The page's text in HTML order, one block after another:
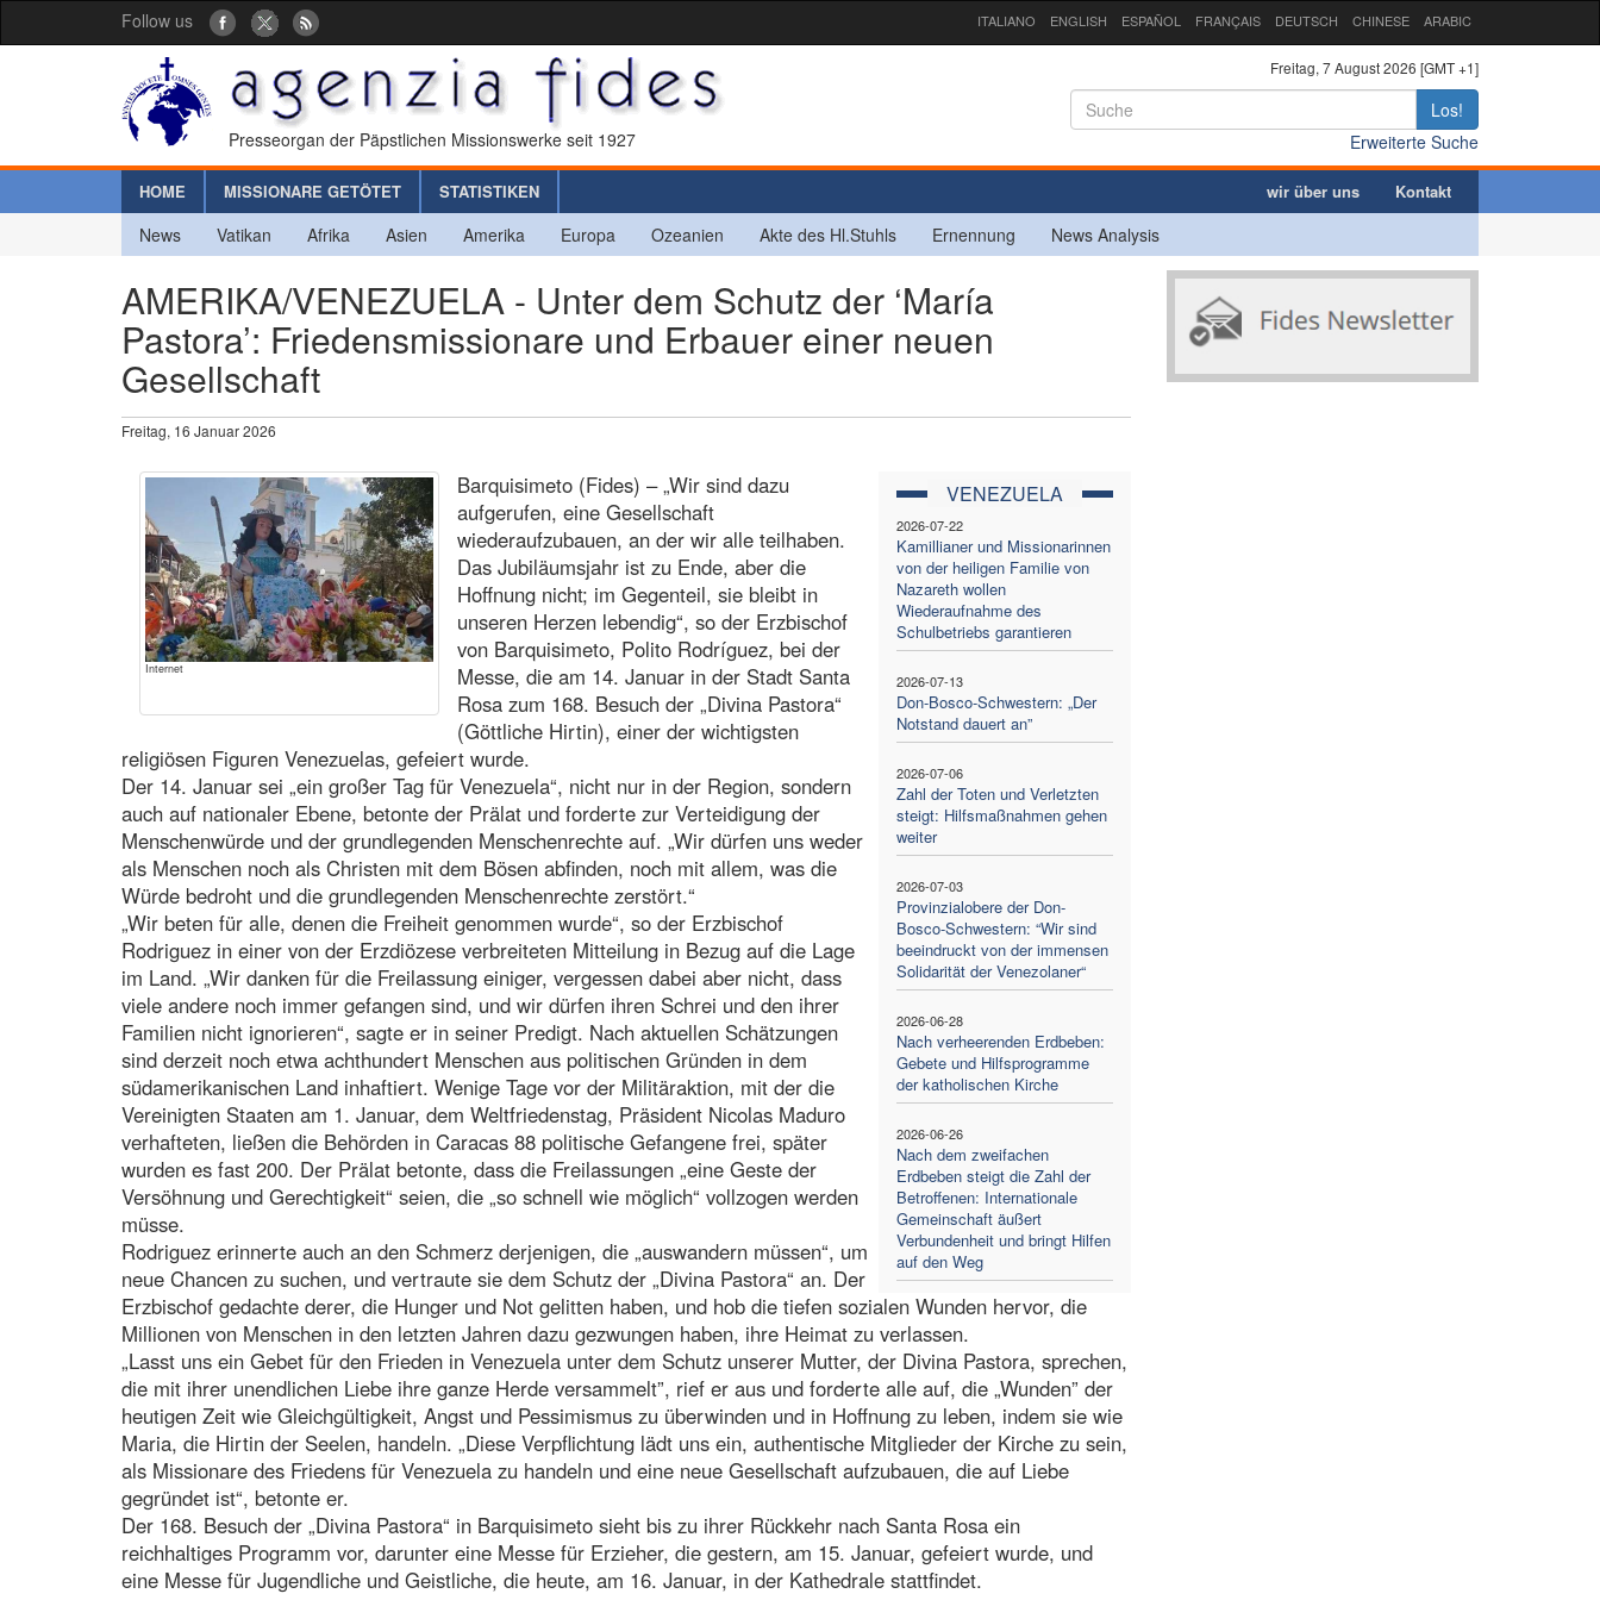
Follow us ITALIANO ENGLISH ESPAÑOL FRANÇAIS DEUTSCH CHINESE ARABIC
Presseorgan der Päpstlichen Missionswerke seit 1927
Freitag, 7 August 2026 [GMT +1]
Los!
Erweiterte Suche
HOME MISSIONARE GETÖTET STATISTIKEN wir über uns Kontakt
News Vatikan Afrika Asien Amerika Europa Ozeanien Akte des Hl.Stuhls Ernennung News Analysis
AMERIKA/VENEZUELA - Unter dem Schutz der ‘María
Pastora’: Friedensmissionare und Erbauer einer neuen
Gesellschaft
Freitag, 16 Januar 2026
Internet
VENEZUELA
2026-07-22
Kamillianer und Missionarinnen
von der heiligen Familie von
Nazareth wollen
Wiederaufnahme des
Schulbetriebs garantieren
2026-07-13
Don-Bosco-Schwestern: „Der
Notstand dauert an”
2026-07-06
Zahl der Toten und Verletzten
steigt: Hilfsmaßnahmen gehen
weiter
2026-07-03
Provinzialobere der Don-
Bosco-Schwestern: “Wir sind
beeindruckt von der immensen
Solidarität der Venezolaner“
2026-06-28
Nach verheerenden Erdbeben:
Gebete und Hilfsprogramme
der katholischen Kirche
2026-06-26
Nach dem zweifachen
Erdbeben steigt die Zahl der
Betroffenen: Internationale
Gemeinschaft äußert
Verbundenheit und bringt Hilfen
auf den Weg
Barquisimeto (Fides) – „Wir sind dazu
aufgerufen, eine Gesellschaft
wiederaufzubauen, an der wir alle teilhaben.
Das Jubiläumsjahr ist zu Ende, aber die
Hoffnung nicht; im Gegenteil, sie bleibt in
unseren Herzen lebendig“, so der Erzbischof
von Barquisimeto, Polito Rodríguez, bei der
Messe, die am 14. Januar in der Stadt Santa
Rosa zum 168. Besuch der „Divina Pastora“
(Göttliche Hirtin), einer der wichtigsten
religiösen Figuren Venezuelas, gefeiert wurde.
Der 14. Januar sei „ein großer Tag für Venezuela“, nicht nur in der Region, sondern
auch auf nationaler Ebene, betonte der Prälat und forderte zur Verteidigung der
Menschenwürde und der grundlegenden Menschenrechte auf. „Wir dürfen uns weder
als Menschen noch als Christen mit dem Bösen abfinden, noch mit allem, was die
Würde bedroht und die grundlegenden Menschenrechte zerstört.“
„Wir beten für alle, denen die Freiheit genommen wurde“, so der Erzbischof
Rodriguez in einer von der Erzdiözese verbreiteten Mitteilung in Bezug auf die Lage
im Land. „Wir danken für die Freilassung einiger, vergessen dabei aber nicht, dass
viele andere noch immer gefangen sind, und wir dürfen ihren Schrei und den ihrer
Familien nicht ignorieren“, sagte er in seiner Predigt. Nach aktuellen Schätzungen
sind derzeit noch etwa achthundert Menschen aus politischen Gründen in dem
südamerikanischen Land inhaftiert. Wenige Tage vor der Militäraktion, mit der die
Vereinigten Staaten am 1. Januar, dem Weltfriedenstag, Präsident Nicolas Maduro
verhafteten, ließen die Behörden in Caracas 88 politische Gefangene frei, später
wurden es fast 200. Der Prälat betonte, dass die Freilassungen „eine Geste der
Versöhnung und Gerechtigkeit“ seien, die „so schnell wie möglich“ vollzogen werden
müsse.
Rodriguez erinnerte auch an den Schmerz derjenigen, die „auswandern müssen“, um
neue Chancen zu suchen, und vertraute sie dem Schutz der „Divina Pastora“ an. Der
Erzbischof gedachte derer, die Hunger und Not gelitten haben, und hob die tiefen sozialen Wunden hervor, die
Millionen von Menschen in den letzten Jahren dazu gezwungen haben, ihre Heimat zu verlassen.
„Lasst uns ein Gebet für den Frieden in Venezuela unter dem Schutz unserer Mutter, der Divina Pastora, sprechen,
die mit ihrer unendlichen Liebe ihre ganze Herde versammelt”, rief er aus und forderte alle auf, die „Wunden” der
heutigen Zeit wie Gleichgültigkeit, Angst und Pessimismus zu überwinden und in Hoffnung zu leben, indem sie wie
Maria, die Hirtin der Seelen, handeln. „Diese Verpflichtung lädt uns ein, authentische Mitglieder der Kirche zu sein,
als Missionare des Friedens für Venezuela zu handeln und eine neue Gesellschaft aufzubauen, die auf Liebe
gegründet ist“, betonte er.
Der 168. Besuch der „Divina Pastora“ in Barquisimeto sieht bis zu ihrer Rückkehr nach Santa Rosa ein
reichhaltiges Programm vor, darunter eine Messe für Erzieher, die gestern, am 15. Januar, gefeiert wurde, und
eine Messe für Jugendliche und Geistliche, die heute, am 16. Januar, in der Kathedrale stattfindet.